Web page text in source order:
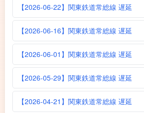
【2026-06-22】関東鉄道常総線 遅延
【2026-06-16】関東鉄道常総線 遅延
【2026-06-01】関東鉄道常総線 遅延
【2026-05-29】関東鉄道常総線 遅延
【2026-04-21】関東鉄道常総線 遅延